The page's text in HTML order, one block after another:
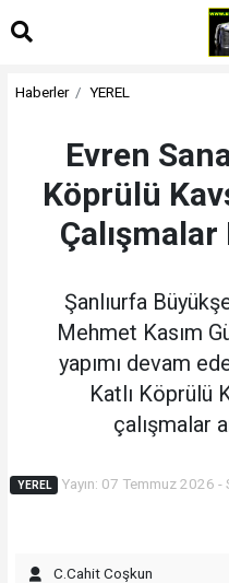
Haberler YEREL
Evren
Köprülü
Şanlıurfa
Mehmet Kasım
yapımı devam
Katlı Köprülü
çalışmalar
YEREL Yayın: 07 Temmuz 2026
C.Cahit Coşkun